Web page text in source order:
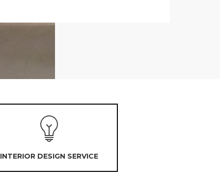
INTERIOR DESIGN SERVICE